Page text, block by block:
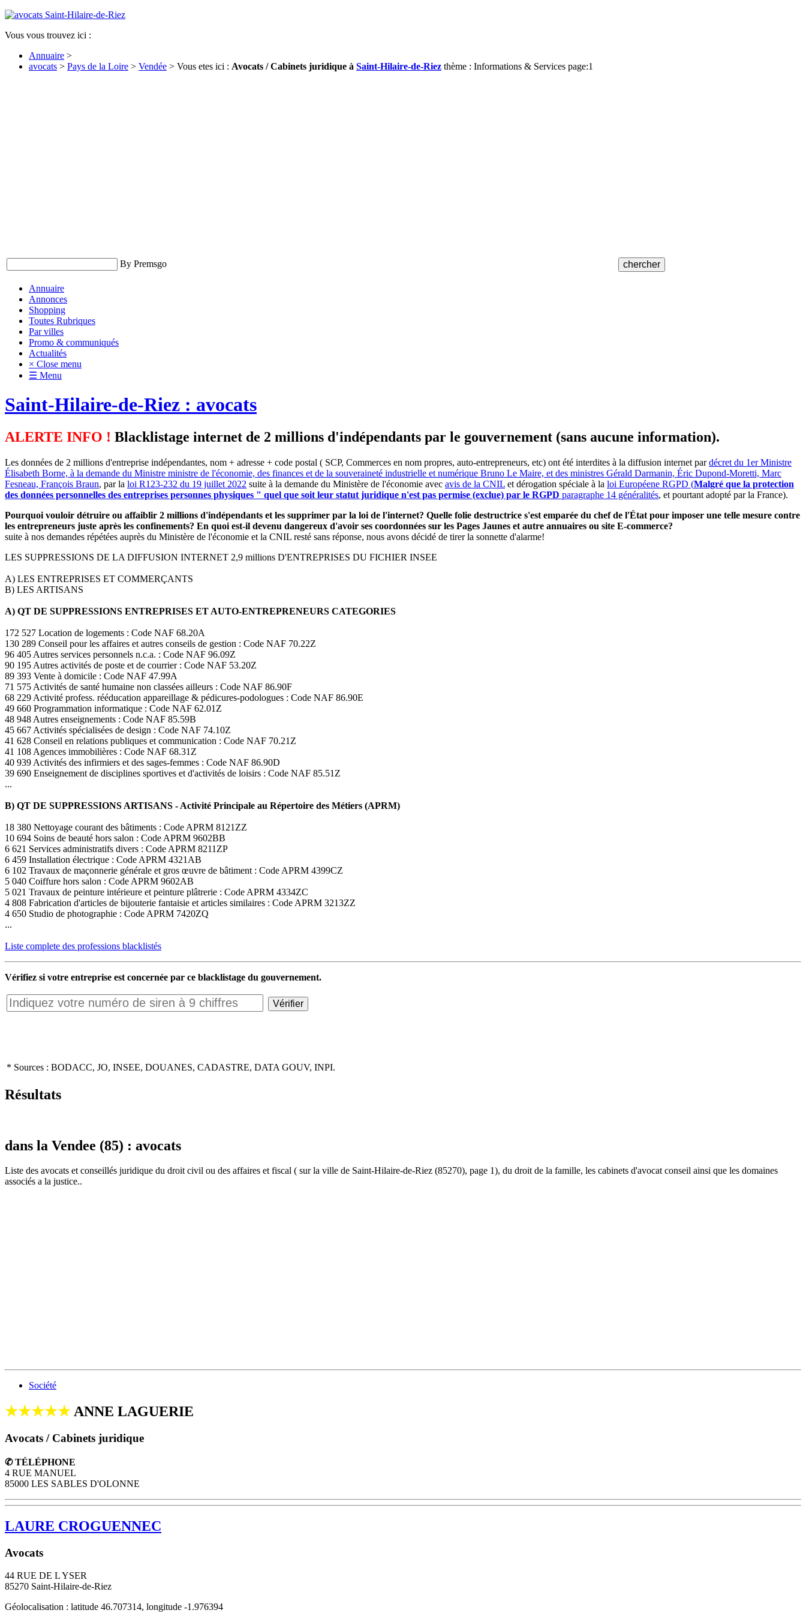
Vous vous trouvez ici :
Annuaire >
avocats > Pays de la Loire > Vendée > Vous etes ici : Avocats / Cabinets juridique à Saint-Hilaire-de-Riez thème : Informations & Services page:1
By Premsgo
Annuaire
Annonces
Shopping
Toutes Rubriques
Par villes
Promo & communiqués
Actualités
× Close menu
☰ Menu
Saint-Hilaire-de-Riez : avocats
ALERTE INFO ! Blacklistage internet de 2 millions d'indépendants par le gouvernement (sans aucune information).
Les données de 2 millions d'entreprise indépendantes, nom + adresse + code postal ( SCP, Commerces en nom propres, auto-entrepreneurs, etc) ont été interdites à la diffusion internet pardécret du 1er Ministre
Élisabeth Borne, à la demande du Ministre ministre de l'économie, des finances et de la souveraineté industrielle et numérique Bruno Le Maire, et des ministres Gérald Darmanin, Éric Dupond-Moretti, Marc
Fesneau, François Braun, par la loi R123-232 du 19 juillet 2022 suite à la demande du Ministère de l'économie avec avis de la CNIL et dérogation spéciale à la loi Européene RGPD (Malgré que la protection
des données personnelles des entreprises personnes physiques " quel que soit leur statut juridique n'est pas permise (exclue) par le RGPD paragraphe 14 généralités, et pourtant adopté par la France).
Pourquoi vouloir détruire ou affaiblir 2 millions d'indépendants et les supprimer par la loi de l'internet? Quelle folie destructrice s'est emparée du chef de l'État pour imposer une telle mesure contre
les entrepreneurs juste après les confinements? En quoi est-il devenu dangereux d'avoir ses coordonnées sur les Pages Jaunes et autre annuaires ou site E-commerce?
suite à nos demandes répétées auprès du Ministère de l'économie et la CNIL resté sans réponse, nous avons décidé de tirer la sonnette d'alarme!
LES SUPPRESSIONS DE LA DIFFUSION INTERNET 2,9 millions D'ENTREPRISES DU FICHIER INSEE
A) LES ENTREPRISES ET COMMERÇANTS
B) LES ARTISANS
A) QT DE SUPPRESSIONS ENTREPRISES ET AUTO-ENTREPRENEURS CATEGORIES
172 527 Location de logements : Code NAF 68.20A
130 289 Conseil pour les affaires et autres conseils de gestion : Code NAF 70.22Z
96 405 Autres services personnels n.c.a. : Code NAF 96.09Z
90 195 Autres activités de poste et de courrier : Code NAF 53.20Z
89 393 Vente à domicile : Code NAF 47.99A
71 575 Activités de santé humaine non classées ailleurs : Code NAF 86.90F
68 229 Activité profess. rééducation appareillage & pédicures-podologues : Code NAF 86.90E
49 660 Programmation informatique : Code NAF 62.01Z
48 948 Autres enseignements : Code NAF 85.59B
45 667 Activités spécialisées de design : Code NAF 74.10Z
41 628 Conseil en relations publiques et communication : Code NAF 70.21Z
41 108 Agences immobilières : Code NAF 68.31Z
40 939 Activités des infirmiers et des sages-femmes : Code NAF 86.90D
39 690 Enseignement de disciplines sportives et d'activités de loisirs : Code NAF 85.51Z
...
B) QT DE SUPPRESSIONS ARTISANS - Activité Principale au Répertoire des Métiers (APRM)
18 380 Nettoyage courant des bâtiments : Code APRM 8121ZZ
10 694 Soins de beauté hors salon : Code APRM 9602BB
6 621 Services administratifs divers : Code APRM 8211ZP
6 459 Installation électrique : Code APRM 4321AB
6 102 Travaux de maçonnerie générale et gros œuvre de bâtiment : Code APRM 4399CZ
5 040 Coiffure hors salon : Code APRM 9602AB
5 021 Travaux de peinture intérieure et peinture plâtrerie : Code APRM 4334ZC
4 808 Fabrication d'articles de bijouterie fantaisie et articles similaires : Code APRM 3213ZZ
4 650 Studio de photographie : Code APRM 7420ZQ
...
Liste complete des professions blacklistés
Vérifiez si votre entreprise est concernée par ce blacklistage du gouvernement.
* Sources : BODACC, JO, INSEE, DOUANES, CADASTRE, DATA GOUV, INPI.
Résultats
dans la Vendee (85) : avocats
Liste des avocats et conseillés juridique du droit civil ou des affaires et fiscal ( sur la ville de Saint-Hilaire-de-Riez (85270), page 1), du droit de la famille, les cabinets d'avocat conseil ainsi que les domaines
associés a la justice..
Société
★★★★★ANNE LAGUERIE
Avocats / Cabinets juridique
✆ TÉLÉPHONE
4 RUE MANUEL
85000 LES SABLES D'OLONNE
LAURE CROGUENNEC
Avocats
44 RUE DE L YSER
85270 Saint-Hilaire-de-Riez
Géolocalisation : latitude 46.707314, longitude -1.976394